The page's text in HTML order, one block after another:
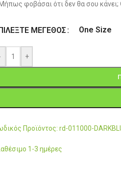
Μήπως φοβάσαι ότι δεν θα σου κάνει;
ΜΈΓΕΘΟΣ One Size
+
Προϊόντος: rd-011000-
1-3 ημέρες